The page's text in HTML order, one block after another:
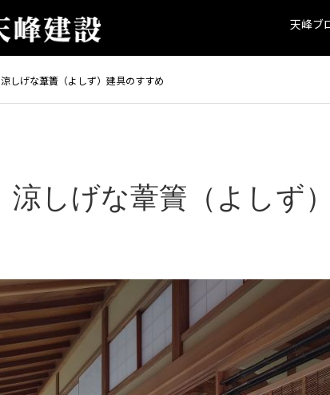
天峰ブ
涼しげな葦簀（よしず）建具のすすめ
涼しげな葦簀（よしず